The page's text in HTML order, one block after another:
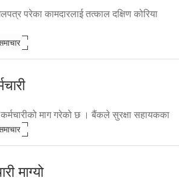
परेका कामदारलाई तत्काल दक्षिण कोरिया
माग गरेको छ । बैंकले सुरक्षा सहायकका
माग्यो